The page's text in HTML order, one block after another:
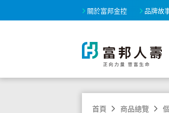
關於富邦金控 品牌故
首頁 商品總覽